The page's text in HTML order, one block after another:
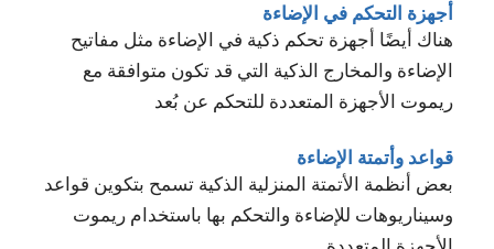
أجهزة التحكم في الإضاءة
هناك أيضًا أجهزة تحكم ذكية في الإضاءة مثل مفاتيح
الإضاءة والمخارج الذكية التي قد تكون متوافقة مع
ريموت الأجهزة المتعددة للتحكم عن بُعد
قواعد وأتمتة الإضاءة
بعض أنظمة الأتمتة المنزلية الذكية تسمح بتكوين قواعد
وسيناريوهات للإضاءة والتحكم بها باستخدام ريموت